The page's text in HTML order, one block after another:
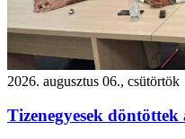
2026. augusztus 06., csütörtök
Tizenegyesek